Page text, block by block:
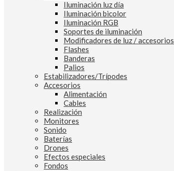
Iluminación luz día
Iluminación bicolor
Iluminación RGB
Soportes de iluminación
Modificadores de luz / accesorios
Flashes
Banderas
Palios
Estabilizadores/Trípodes
Accesorios
Alimentación
Cables
Realización
Monitores
Sonido
Baterías
Drones
Efectos especiales
Fondos